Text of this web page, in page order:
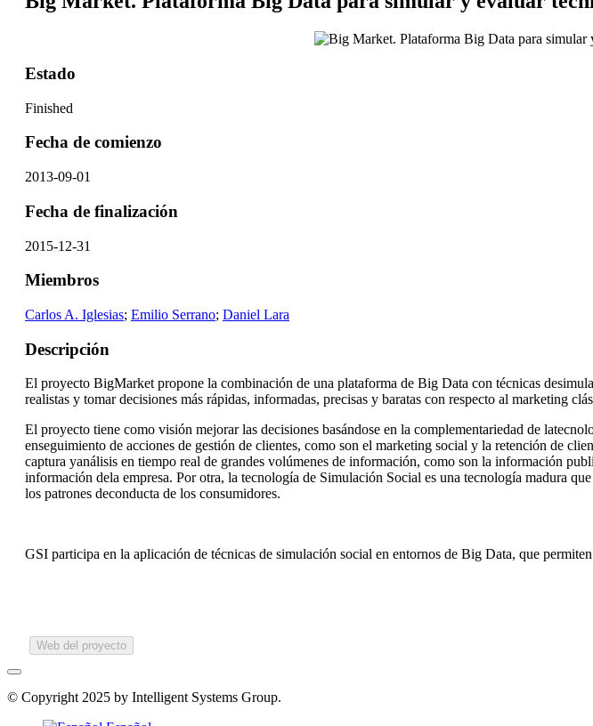
Estado
Finished
Fecha de comienzo
2013-09-01
Fecha de finalización
2015-12-31
Miembros
Carlos A. Iglesias; Emilio Serrano; Daniel Lara
Descripción
El proyecto BigMarket propone la combinación de una plataforma de Big Data con técnicas
realistas y tomar decisiones más rápidas, informadas, precisas y baratas con respecto al marketing
El proyecto tiene como visión mejorar las decisiones basándose en la complementariedad de
enseguimiento de acciones de gestión de clientes, como son el marketing social y la retención de
captura yanálisis en tiempo real de grandes volúmenes de información, como son la información
información dela empresa. Por otra, la tecnología de Simulación Social es una tecnología madura
los patrones deconducta de los consumidores.
GSI participa en la aplicación de técnicas de simulación social en entornos de Big Data, que
Web del proyecto
© Copyright 2025 by Intelligent Systems Group.